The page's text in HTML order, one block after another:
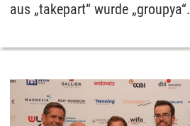
aus „takepart“ wurde „groupya“.